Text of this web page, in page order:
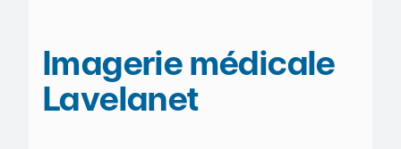
Imagerie médicale
Lavelanet